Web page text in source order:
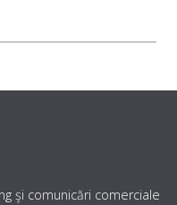
şi comunicări comerciale